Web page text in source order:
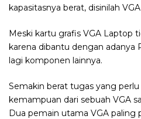
kapasitasnya berat, disinilah
Meski kartu grafis VGA Laptop
karena dibantu dengan adanya
lagi komponen lainnya.
Semakin berat tugas yang
kemampuan dari sebuah VGA
Dua pemain utama VGA paling